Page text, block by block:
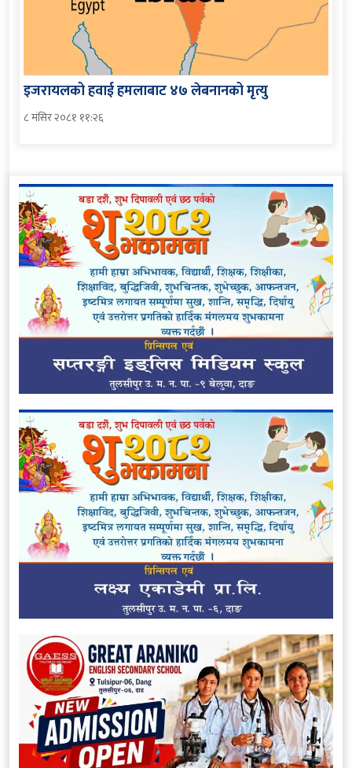
इजरायलको हवाई हमलाबाट ४७ लेबनानको मृत्यु
८ मंसिर २०८१ ११:२६